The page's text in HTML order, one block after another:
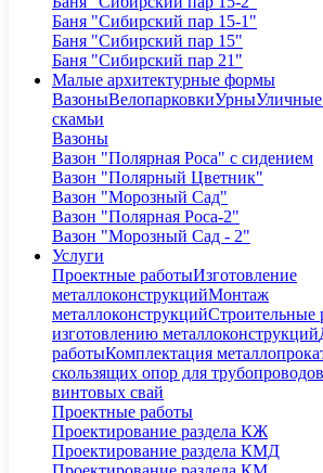
Баня "Сибирский пар 15-1"
Баня "Сибирский пар 15"
Баня "Сибирский пар 21"
Малые архитектурные формы
ВазоныВелопарковкиУрныУличные
скамьи
Вазоны
Вазон "Полярная Роса" с сидением
Вазон "Полярный Цветник"
Вазон "Морозный Сад"
Вазон "Полярная Роса-2"
Вазон "Морозный Сад - 2"
Услуги
Проектные работыИзготовление
металлоконструкцийМонтаж
металлоконструкцийСтроительные
изготовлению металлоконструкций
работыКомплектация
скользящих опор для трубопроводов
винтовых свай
Проектные работы
Проектирование раздела КЖ
Проектирование раздела КМД